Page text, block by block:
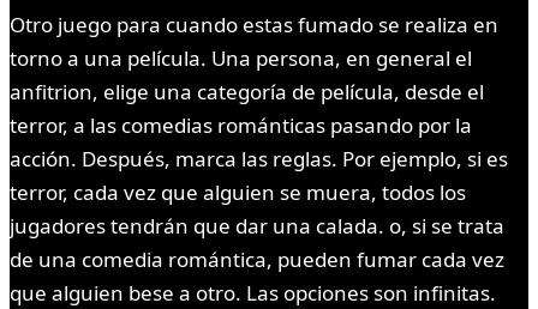
Otro juego para cuando estas fumado se realiza en
torno a una película. Una persona, en general el
anfitrion, elige una categoría de película, desde el
terror, a las comedias románticas pasando por la
acción. Después, marca las reglas. Por ejemplo, si es
terror, cada vez que alguien se muera, todos los
jugadores tendrán que dar una calada. o, si se trata
de una comedia romántica, pueden fumar cada vez
que alguien bese a otro. Las opciones son infinitas.